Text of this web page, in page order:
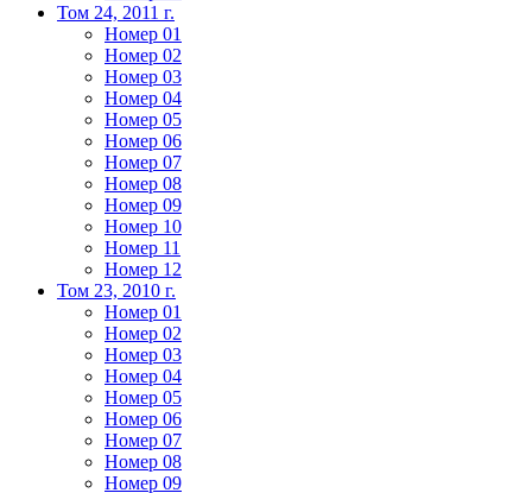
Том 24, 2011 г.
Номер 01
Номер 02
Номер 03
Номер 04
Номер 05
Номер 06
Номер 07
Номер 08
Номер 09
Номер 10
Номер 11
Номер 12
Том 23, 2010 г.
Номер 01
Номер 02
Номер 03
Номер 04
Номер 05
Номер 06
Номер 07
Номер 08
Номер 09